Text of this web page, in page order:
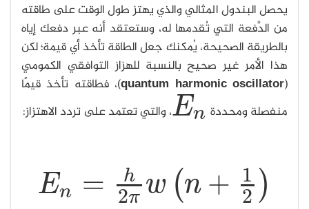
يحصل البندول المثالي والذي يهتز طول الوقت على طاقته
من الدَّفعة التي تُقدمها له، وستعتقد أنه عبر دفعك إياه
بالطريقة الصحيحة، يُمكنك جعل الطاقة تأخذ أي قيمة؛ لكن
هذا الأمر غير صحيح بالنسبة للهزاز التوافقي الكمومي
(
quantum harmonic oscillator)، فطاقته تأخذ قيمًا
منفصلة ومحددة
En
En ، والتي تعتمد على تردد الاهتزاز:
En = h
2π w (n + 1
2 )
En=h2π w(n+1